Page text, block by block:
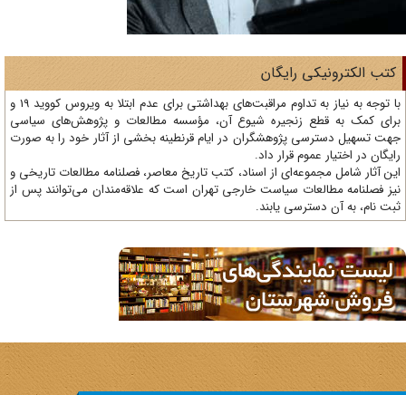
الکترونیکی رایگان
با توجه به نیاز به تداوم مراقبت‌های بهداشتی برای عدم ابتلا به ویروس کووید 19 و
کمک به قطع زنجیره شیوع آن، مؤسسه مطالعات و پژوهش‌های سیاسی
تسهیل دسترسی پژوهشگران در ایام قرنطینه بخشی از آثار خود را به صورت
در اختیار عموم قرار داد.
آثار شامل مجموعه‌ای از اسناد، کتب تاریخ معاصر، فصلنامه‌ مطالعات تاریخی و
فصلنامه مطالعات سیاست خارجی تهران است که علاقه‌مندان می‌توانند پس از
نام، به آن دسترسی یابند.